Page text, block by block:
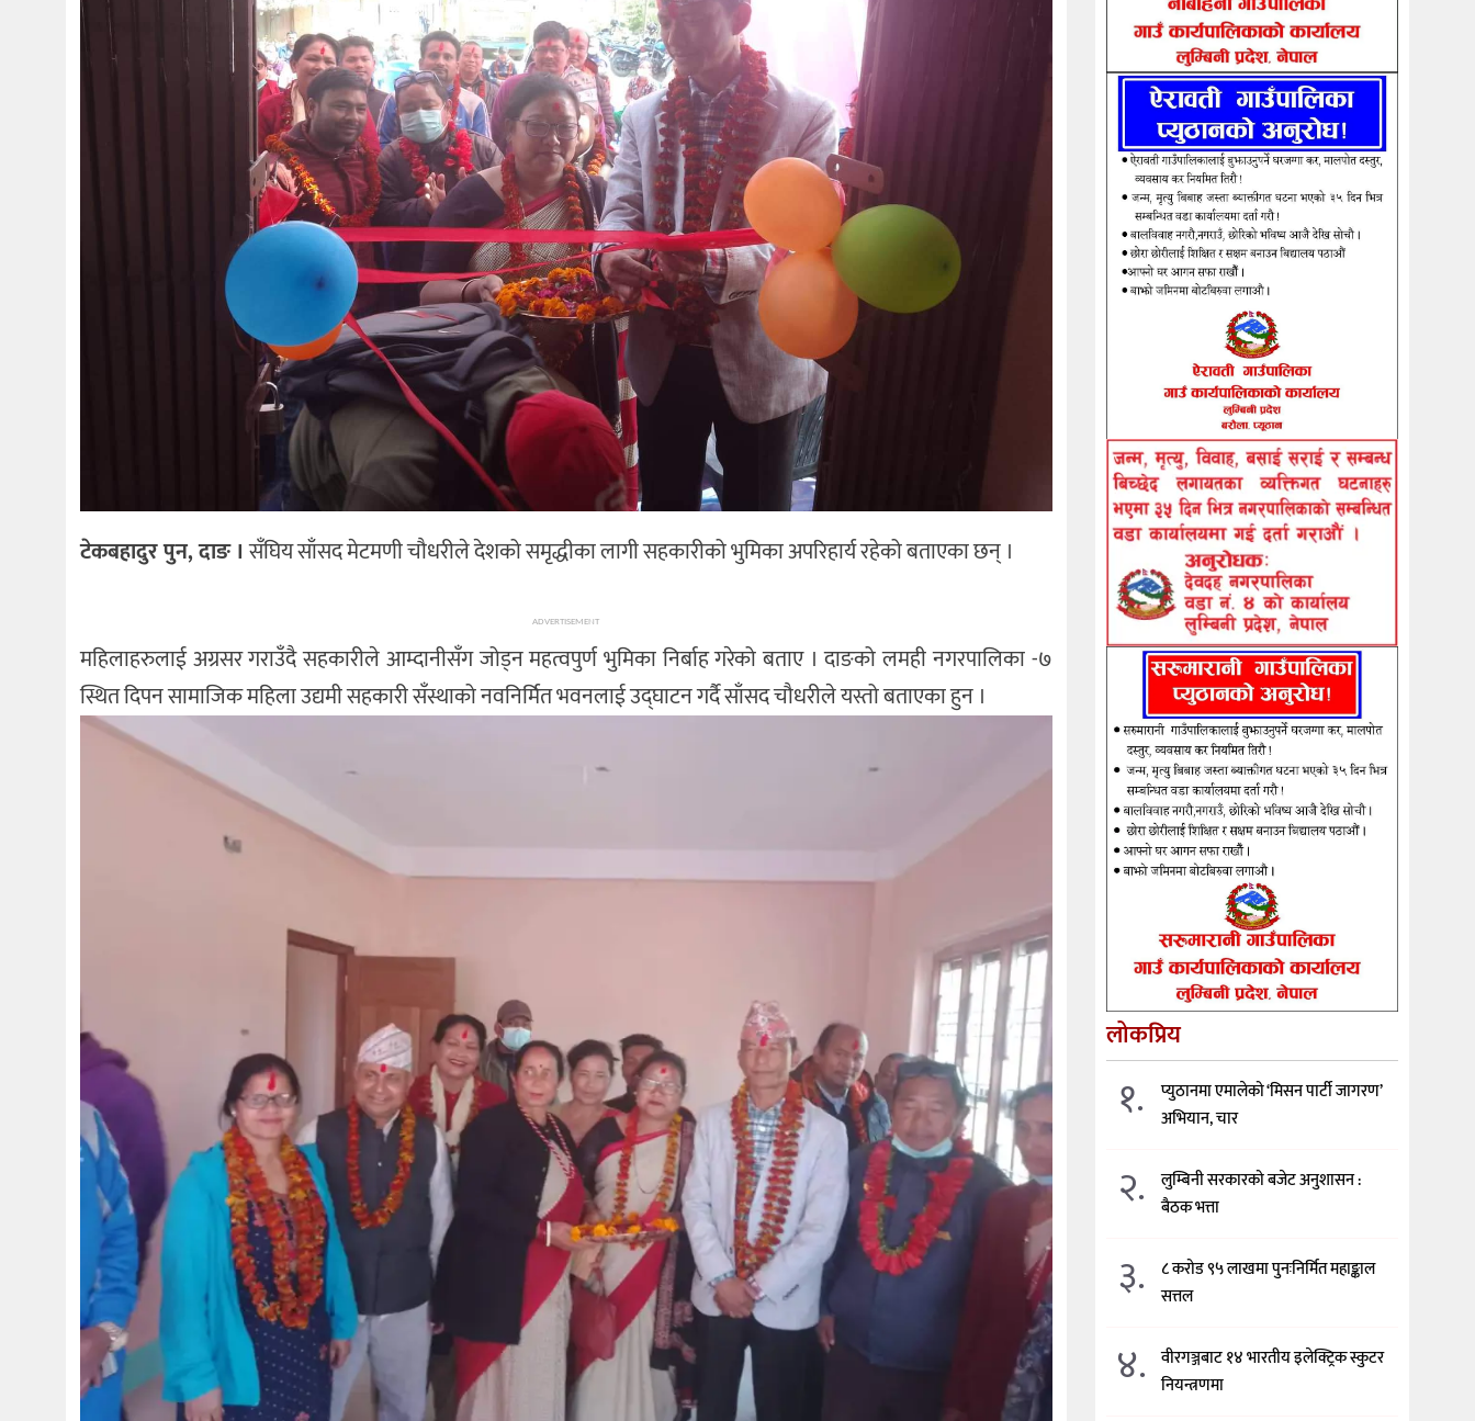
टेकबहादुर पुन, दाङ ।सँघिय साँसद मेटमणी चौधरीले देशको समृद्धीका लागी सहकारीको भुमिका अपरिहार्य रहेको बताएका छन् ।
ADVERTISEMENT
महिलाहरुलाई अग्रसर गराउँदै सहकारीले आम्दानीसँग जोड्न महत्वपुर्ण भुमिका निर्बाह गरेको बताए । दाङको लमही नगरपालिका -७
स्थित दिपन सामाजिक महिला उद्यमी सहकारी सँस्थाको नवनिर्मित भवनलाई उद्घाटन गर्दै साँसद चौधरीले यस्तो बताएका हुन ।
लोकप्रिय
१.
प्युठानमा एमालेको ‘मिसन पार्टी जागरण’
अभियान, चार
२.
लुम्बिनी सरकारको बजेट अनुशासन :
बैठक भत्ता
३.
८ करोड ९५ लाखमा पुनःनिर्मित महाङ्काल
सत्तल
४.
वीरगञ्जबाट १४ भारतीय इलेक्ट्रिक स्कुटर
नियन्त्रणमा